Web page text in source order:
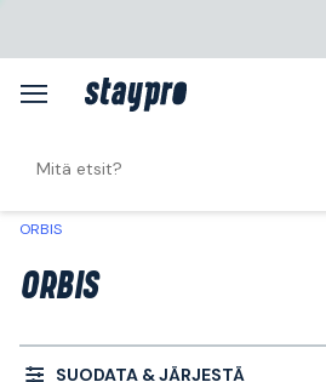
ORBIS
ORBIS
SUODATA & JÄRJESTÄ